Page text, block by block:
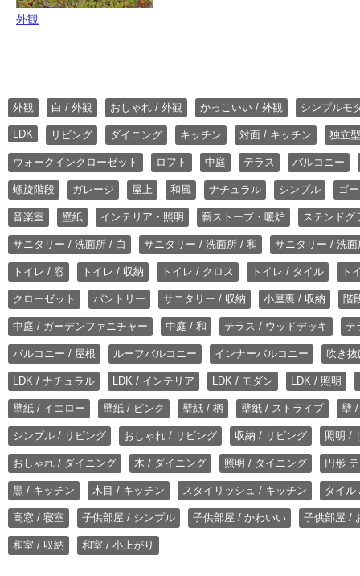
外観
外観 白 / 外観 おしゃれ / 外観 かっこいい / 外観 シンプルモ
LDK リビング ダイニング キッチン 対面 / キッチン 独立
ウォークインクローゼット ロフト 中庭 テラス バルコニー
螺旋階段 ガレージ 屋上 和風 ナチュラル シンプル ゴ
音楽室 壁紙 インテリア・照明 薪ストーブ・暖炉 ステンドグ
サニタリー / 洗面所 / 白 サニタリー / 洗面所 / 和 サニタリー / 洗
トイレ / 窓 トイレ / 収納 トイレ / クロス トイレ / タイル ト
クローゼット パントリー サニタリー / 収納 小屋裏 / 収納 階
中庭 / ガーデンファニチャー 中庭 / 和 テラス / ウッドデッキ テ
バルコニー / 屋根 ルーフバルコニー インナーバルコニー 吹き
LDK / ナチュラル LDK / インテリア LDK / モダン LDK / 照明
壁紙 / イエロー 壁紙 / ピンク 壁紙 / 柄 壁紙 / ストライプ 壁
シンプル / リビング おしゃれ / リビング 収納 / リビング 照明 /
おしゃれ / ダイニング 木 / ダイニング 照明 / ダイニング 円形
黒 / キッチン 木目 / キッチン スタイリッシュ / キッチン タイル
高窓 / 寝室 子供部屋 / シンプル 子供部屋 / かわいい 子供部屋 /
和室 / 収納 和室 / 小上がり